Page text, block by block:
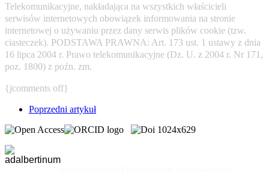
Telekomunikacyjne, nakładająca na wszystkich właścicieli
serwisów internetowych obowiązek informowania na stronie
internetowej o używaniu przez dany serwis plików cookie (tzw.
ciasteczek). PODSTAWA PRAWNA: Art. 173 ust. 1 ustawy z dnia
16 lipca 2004 r. Prawo telekomunikacyjne (Dz. U. z 2004 r. Nr 171,
poz. 1800) z poźn. zm.
{jcomments off}
Poprzedni artykuł